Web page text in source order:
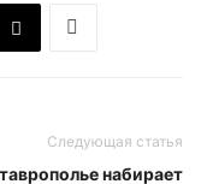
Следующая статья
набирает